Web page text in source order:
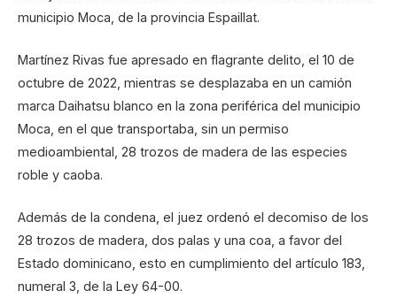
municipio Moca, de la provincia Espaillat.
Martínez Rivas fue apresado en flagrante delito, el 10 de
octubre de 2022, mientras se desplazaba en un camión
marca Daihatsu blanco en la zona periférica del municipio
Moca, en el que transportaba, sin un permiso
medioambiental, 28 trozos de madera de las especies
roble y caoba.
Además de la condena, el juez ordenó el decomiso de los
28 trozos de madera, dos palas y una coa, a favor del
Estado dominicano, esto en cumplimiento del artículo 183,
numeral 3, de la Ley 64-00.